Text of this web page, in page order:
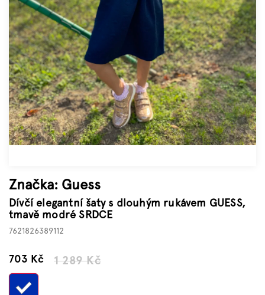
Značky
Měna
(CZK)
Přihlášení
Značka: Guess
Dívčí elegantní šaty s dlouhým rukávem GUESS,
tmavě modré SRDCE
7621826389112
1 289 Kč
703 KčMěrná